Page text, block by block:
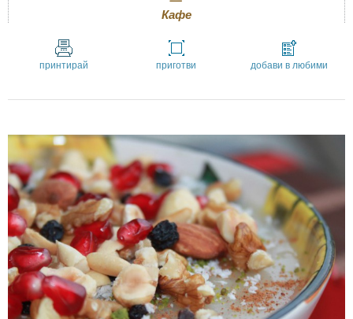
Кафе
принтирай приготви добави в любими